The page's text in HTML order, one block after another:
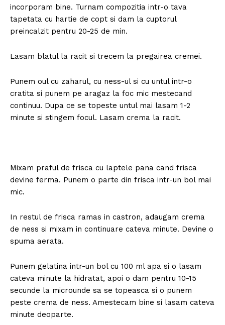
incorporam bine. Turnam compozitia intr-o tava
tapetata cu hartie de copt si dam la cuptorul
preincalzit pentru 20-25 de min.
Lasam blatul la racit si trecem la pregairea cremei.
Punem oul cu zaharul, cu ness-ul si cu untul intr-o
cratita si punem pe aragaz la foc mic mestecand
continuu. Dupa ce se topeste untul mai lasam 1-2
minute si stingem focul. Lasam crema la racit.
Mixam praful de frisca cu laptele pana cand frisca
devine ferma. Punem o parte din frisca intr-un bol mai
mic.
In restul de frisca ramas in castron, adaugam crema
de ness si mixam in continuare cateva minute. Devine o
spuma aerata.
Punem gelatina intr-un bol cu 100 ml apa si o lasam
cateva minute la hidratat, apoi o dam pentru 10-15
secunde la microunde sa se topeasca si o punem
peste crema de ness. Amestecam bine si lasam cateva
minute deoparte.